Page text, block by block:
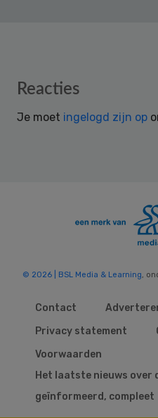
Reader
Reacties
Je moet ingelogd zijn op
© 2026 | BSL Media & Learning,
Contact
Privacy statement
Voorwaarden
Het laatste nieuws over
geïnformeerd, compleet